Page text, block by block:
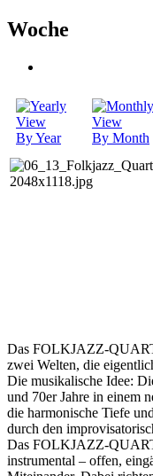
Woche
By Year By Month
Das FOLKJAZZ-
zwei Welten, die
Die musikalische Idee:
und 70er Jahre in einem
die harmonische Tiefe
durch den
Das FOLKJAZZ-
instrumental – offen,